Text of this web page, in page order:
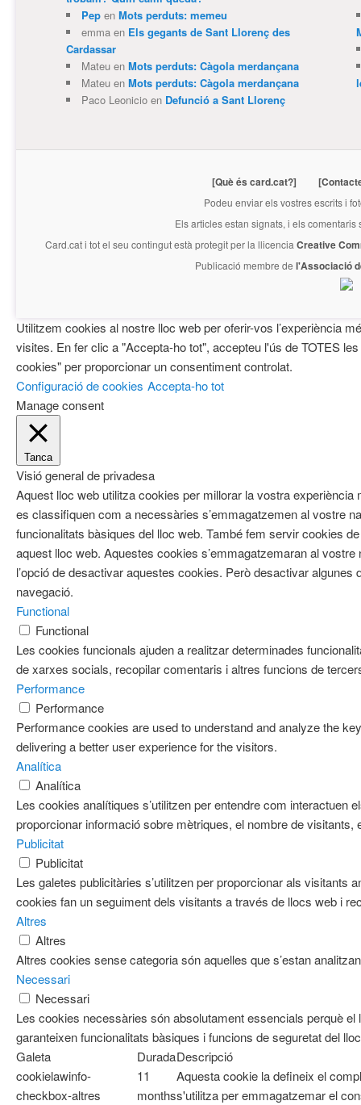
Pepen Mots perduts: memeu
emmaen Els gegants de Sant Llorenç des
Cardassar
Mateuen Mots perduts: Càgola merdançana
Mateuen Mots perduts: Càgola merdançana
Paco Leonicioen Defunció a Sant Llorenç
[Què és card.cat?]
Podeu enviar els vostres escrits i
Els articles estan signats, i els
Card.cati tot el seu contingut està protegit per la llicencia Creative
Publicació membre de l'Associació
Utilitzem cookies al nostre lloc web per oferir-vos l’experiència
visites. En fer clic a "Accepta-ho tot", accepteu l'ús de TOTES
cookies" per proporcionar un consentiment controlat.
Configuració de cookies Accepta-ho tot
Manage consent
Tanca
Visió general de privadesa
Aquest lloc web utilitza cookies per millorar la vostra
es classifiquen com a necessàries s’emmagatzemen al vostre
funcionalitats bàsiques del lloc web. També fem servir cookies
aquest lloc web. Aquestes cookies s’emmagatzemaran al
l’opció de desactivar aquestes cookies. Però desactivar
navegació.
Functional
Functional
Les cookies funcionals ajuden a realitzar determinades
de xarxes socials, recopilar comentaris i altres funcions de
Performance
Performance
Performance cookies are used to understand and analyze the
delivering a better user experience for the visitors.
Analítica
Analítica
Les cookies analítiques s’utilitzen per entendre com interactuen
proporcionar informació sobre mètriques, el nombre de visitants,
Publicitat
Publicitat
Les galetes publicitàries s’utilitzen per proporcionar als
cookies fan un seguiment dels visitants a través de llocs web i
Altres
Altres
Altres cookies sense categoria són aquelles que s’estan
Necessari
Necessari
Les cookies necessàries són absolutament essencials perquè
garanteixen funcionalitats bàsiques i funcions de seguretat del
Galeta
DuradaDescripció
cookielawinfo-
checkbox-altres
11
months
Aquesta cookie la defineix el
s'utilitza per emmagatzemar el